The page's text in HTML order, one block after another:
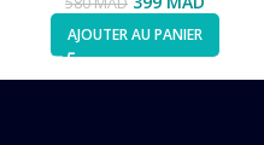
AJOUTER AU PANIER